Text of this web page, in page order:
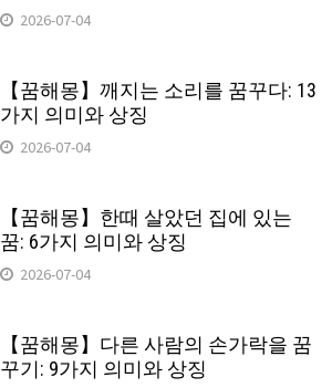
2026-07-04
【꿈해몽】깨지는 소리를 꿈꾸다: 13
가지 의미와 상징
2026-07-04
【꿈해몽】한때 살았던 집에 있는
꿈: 6가지 의미와 상징
2026-07-04
【꿈해몽】다른 사람의 손가락을 꿈
꾸기: 9가지 의미와 상징